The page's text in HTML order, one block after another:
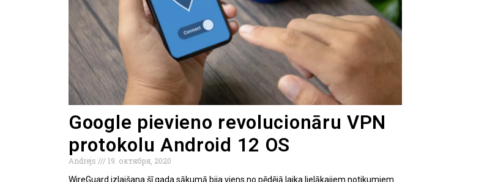
Google pievieno revolucionāru VPN
protokolu Android 12 OS
Andrejs
19. октября, 2020
WireGuard izlaišana šī gada sākumā bija viens no pēdējā laika lielākajiem notikumiem